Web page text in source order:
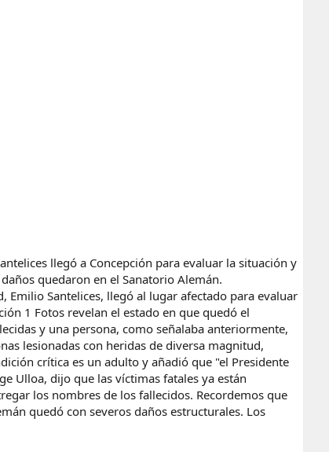
llegó a Concepción para evaluar la situación y
quedaron en el Sanatorio Alemán.
Emilio Santelices, llegó al lugar afectado para evaluar
1 Fotos revelan el estado en que quedó el
y una persona, como señalaba anteriormente,
lesionadas con heridas de diversa magnitud,
crítica es un adulto y añadió que "el Presidente
Ulloa, dijo que las víctimas fatales ya están
los nombres de los fallecidos. Recordemos que
quedó con severos daños estructurales. Los